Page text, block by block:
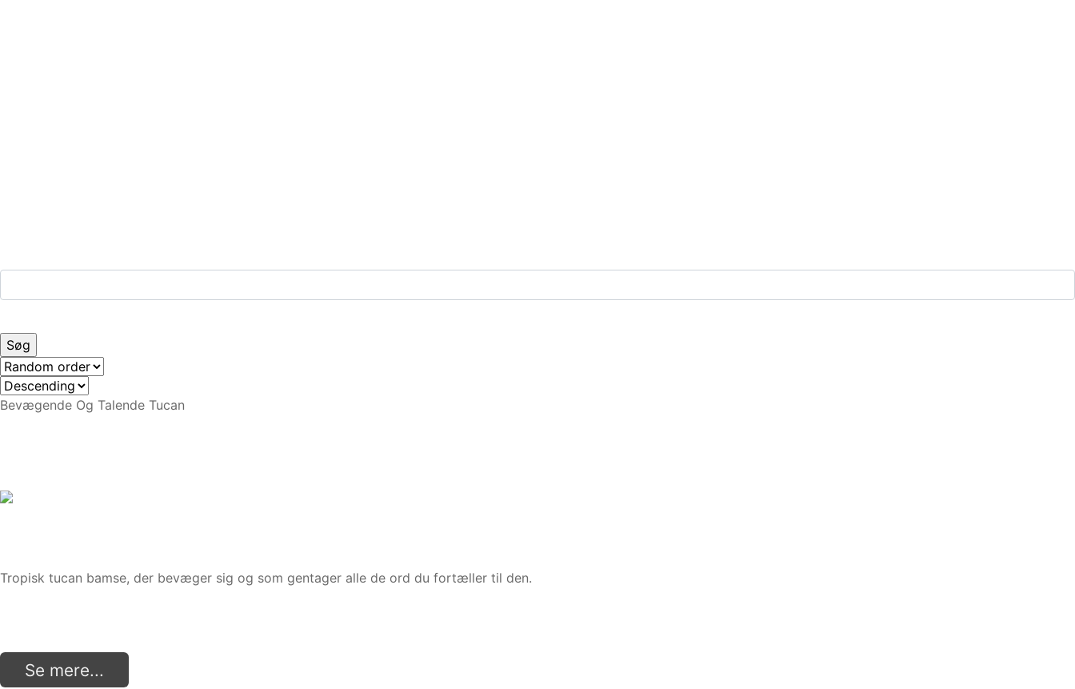
Bevægende Og Talende Tucan
Tropisk tucan bamse, der bevæger sig og som gentager alle de ord du fortæller til den.
Se mere...